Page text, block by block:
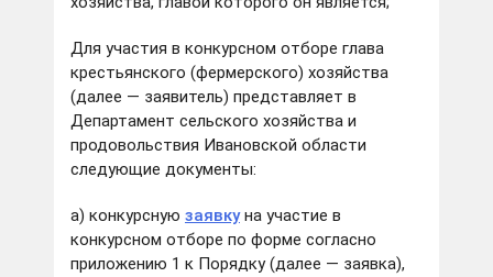
Для участия в конкурсном отборе глава
крестьянского (фермерского) хозяйства
(далее — заявитель) представляет в
Департамент сельского хозяйства и
продовольствия Ивановской области
следующие документы:
а) конкурсную заявкуна участие в
конкурсном отборе по форме согласно
приложению 1 к Порядку (далее — заявка),